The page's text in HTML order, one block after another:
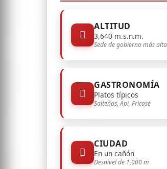
ALTITUD
3,640 m.s.n.m.
Sede de gobierno más alta
GASTRONOMÍA
Platos típicos
Salteñas, Api, Fricasé
CIUDAD
En un cañón
Desnivel de 1,000 m